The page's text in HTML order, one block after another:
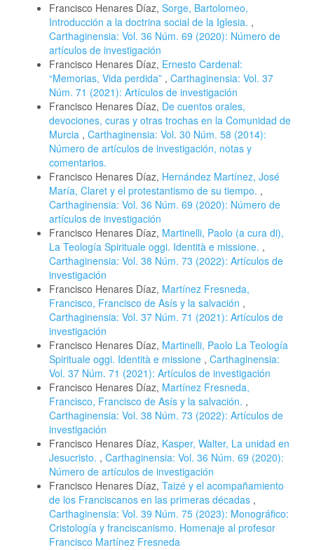
Francisco Henares Díaz, Sorge, Bartolomeo,
Introducción a la doctrina social de la Iglesia. ,
Carthaginensia: Vol. 36 Núm. 69 (2020): Número de
artículos de investigación
Francisco Henares Díaz, Ernesto Cardenal:
“Memorias, Vida perdida” , Carthaginensia: Vol. 37
Núm. 71 (2021): Artículos de investigación
Francisco Henares Díaz, De cuentos orales,
devociones, curas y otras trochas en la Comunidad de
Murcia , Carthaginensia: Vol. 30 Núm. 58 (2014):
Número de artículos de investigación, notas y
comentarios.
Francisco Henares Díaz, Hernández Martínez, José
María, Claret y el protestantismo de su tiempo. ,
Carthaginensia: Vol. 36 Núm. 69 (2020): Número de
artículos de investigación
Francisco Henares Díaz, Martinelli, Paolo (a cura di),
La Teología Spirituale oggi. Identità e missione. ,
Carthaginensia: Vol. 38 Núm. 73 (2022): Artículos de
investigación
Francisco Henares Díaz, Martínez Fresneda,
Francisco, Francisco de Asís y la salvación ,
Carthaginensia: Vol. 37 Núm. 71 (2021): Artículos de
investigación
Francisco Henares Díaz, Martinelli, Paolo La Teología
Spirituale oggi. Identità e missione , Carthaginensia:
Vol. 37 Núm. 71 (2021): Artículos de investigación
Francisco Henares Díaz, Martínez Fresneda,
Francisco, Francisco de Asís y la salvación. ,
Carthaginensia: Vol. 38 Núm. 73 (2022): Artículos de
investigación
Francisco Henares Díaz, Kasper, Walter, La unidad en
Jesucristo. , Carthaginensia: Vol. 36 Núm. 69 (2020):
Número de artículos de investigación
Francisco Henares Díaz, Taizé y el acompañamiento
de los Franciscanos en las primeras décadas ,
Carthaginensia: Vol. 39 Núm. 75 (2023): Monográfico:
Cristología y franciscanismo. Homenaje al profesor
Francisco Martínez Fresneda